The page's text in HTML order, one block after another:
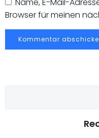
Browser für meinen